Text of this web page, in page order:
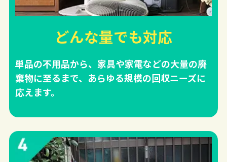
どんな量でも対応
単品の不用品から、家具や家電などの大量の廃
棄物に至るまで、あらゆる規模の回収ニーズに
応えます。